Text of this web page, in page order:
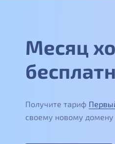
Месяц
Получите тариф
своему новому домену